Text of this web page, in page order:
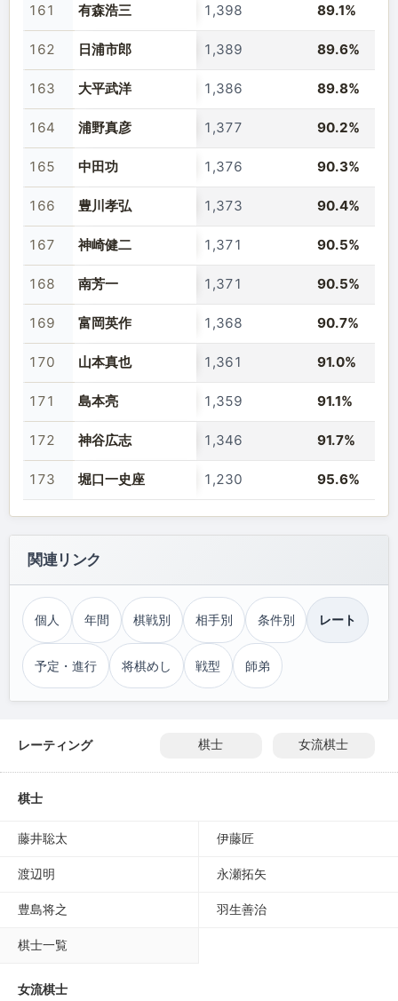
161 有森浩三 1,398 89.1%
162 日浦市郎 1,389 89.6%
163 大平武洋 1,386 89.8%
164 浦野真彦 1,377 90.2%
165 中田功 1,376 90.3%
166 豊川孝弘 1,373 90.4%
167 神崎健二 1,371 90.5%
168 南芳一 1,371 90.5%
169 富岡英作 1,368 90.7%
170 山本真也 1,361 91.0%
171 島本亮 1,359 91.1%
172 神谷広志 1,346 91.7%
173 堀口一史座 1,230 95.6%
関連リンク
個人 年間 棋戦別 相手別 条件別 レート
予定・進行 将棋めし 戦型 師弟
レーティング 棋士 女流棋士
棋士
藤井聡太 伊藤匠
渡辺明 永瀬拓矢
豊島将之 羽生善治
棋士一覧
女流棋士